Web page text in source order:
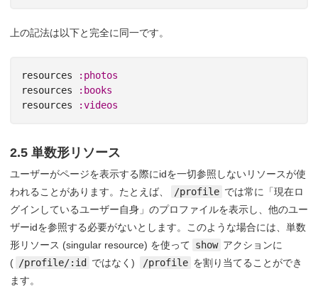
上の記法は以下と完全に同一です。
resources
:photos
resources
:books
resources
:videos
2.5 単数形リソース
ユーザーがページを表示する際にidを一切参照しないリソースが使
われることがあります。たとえば、
/profile では常に「現在ロ
グインしているユーザー自身」のプロファイルを表示し、他のユー
ザーidを参照する必要がないとします。このような場合には、単数
形リソース (singular resource) を使って show アクションに
( /profile/:id ではなく) /profile を割り当てることができ
ます。